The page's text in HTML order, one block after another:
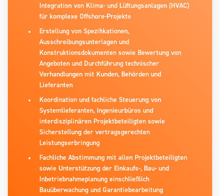
Integration von Klima- und Lüftungsanlagen (HVAC)
für komplexe Offshore-Projekte
Erstellung von Spezifikationen,
Ausschreibungsunterlagen und
Konstruktionsdokumenten sowie Bewertung von
Angeboten und Durchführung technischer
Verhandlungen mit Kunden, Behörden und
Lieferanten
Koordination und fachliche Steuerung von
Systemlieferanten, Ingenieurbüros und
interdisziplinären Projektbeteiligten sowie
Sicherstellung der vertragsgerechten
Leistungserbringung
Fachliche Abstimmung mit allen Projektbeteiligten
sowie Unterstützung der Einkaufs-, Bau- und
Inbetriebnahmeplanung einschließlich
Bauüberwachung und Garantiebearbeitung